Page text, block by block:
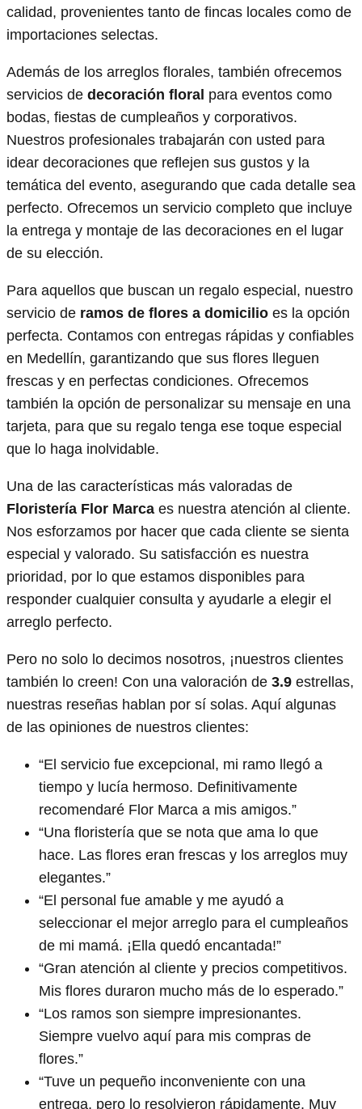
calidad, provenientes tanto de fincas locales como de
importaciones selectas.
Además de los arreglos florales, también ofrecemos
servicios de decoración floral para eventos como
bodas, fiestas de cumpleaños y corporativos.
Nuestros profesionales trabajarán con usted para
idear decoraciones que reflejen sus gustos y la
temática del evento, asegurando que cada detalle sea
perfecto. Ofrecemos un servicio completo que incluye
la entrega y montaje de las decoraciones en el lugar
de su elección.
Para aquellos que buscan un regalo especial, nuestro
servicio de ramos de flores a domicilio es la opción
perfecta. Contamos con entregas rápidas y confiables
en Medellín, garantizando que sus flores lleguen
frescas y en perfectas condiciones. Ofrecemos
también la opción de personalizar su mensaje en una
tarjeta, para que su regalo tenga ese toque especial
que lo haga inolvidable.
Una de las características más valoradas de
Floristería Flor Marca es nuestra atención al cliente.
Nos esforzamos por hacer que cada cliente se sienta
especial y valorado. Su satisfacción es nuestra
prioridad, por lo que estamos disponibles para
responder cualquier consulta y ayudarle a elegir el
arreglo perfecto.
Pero no solo lo decimos nosotros, ¡nuestros clientes
también lo creen! Con una valoración de 3.9 estrellas,
nuestras reseñas hablan por sí solas. Aquí algunas
de las opiniones de nuestros clientes:
“El servicio fue excepcional, mi ramo llegó a
tiempo y lucía hermoso. Definitivamente
recomendaré Flor Marca a mis amigos.”
“Una floristería que se nota que ama lo que
hace. Las flores eran frescas y los arreglos muy
elegantes.”
“El personal fue amable y me ayudó a
seleccionar el mejor arreglo para el cumpleaños
de mi mamá. ¡Ella quedó encantada!”
“Gran atención al cliente y precios competitivos.
Mis flores duraron mucho más de lo esperado.”
“Los ramos son siempre impresionantes.
Siempre vuelvo aquí para mis compras de
flores.”
“Tuve un pequeño inconveniente con una
entrega, pero lo resolvieron rápidamente. Muy